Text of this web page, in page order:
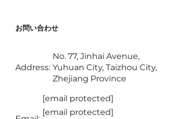
お問い合わせ
Address:
No. 77, Jinhai Avenue,
Yuhuan City, Taizhou City,
Zhejiang Province
[email protected]
[email protected]